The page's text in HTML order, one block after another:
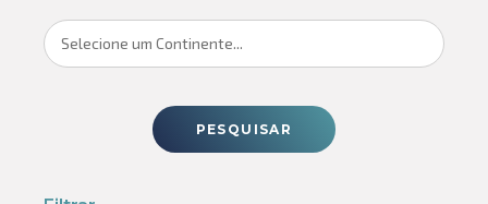
Selecione um Continente...
PESQUISAR